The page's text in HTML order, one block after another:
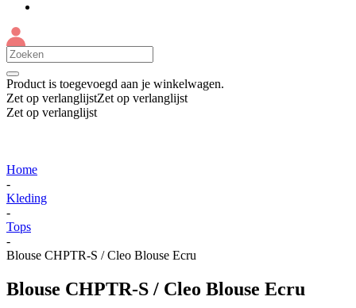
Product is toegevoegd aan je winkelwagen.
Zet op verlanglijstZet op verlanglijst
Zet op verlanglijst
Home
-
Kleding
-
Tops
-
Blouse CHPTR-S / Cleo Blouse Ecru
Blouse CHPTR-S / Cleo Blouse Ecru